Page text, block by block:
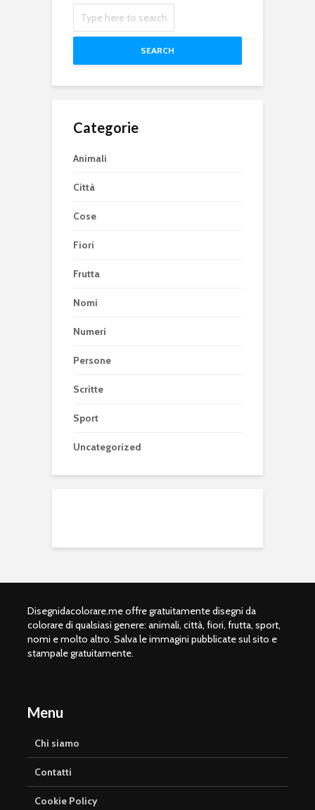
SEARCH
Categorie
Animali
Città
Cose
Fiori
Frutta
Nomi
Numeri
Persone
Scritte
Sport
Uncategorized
Disegnidacolorare.me offre gratuitamente disegni da
colorare di qualsiasi genere: animali, città, fiori, frutta, sport,
nomi e molto altro. Salva le immagini pubblicate sul sito e
stampale gratuitamente.
Menu
Chi siamo
Contatti
Cookie Policy